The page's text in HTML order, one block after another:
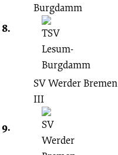
8.
Burgdamm
9.
SV Werder Bremen
III